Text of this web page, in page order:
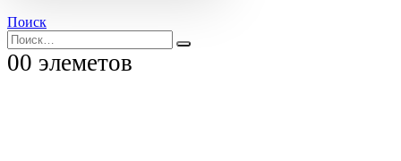
Поиск
00 элеметов